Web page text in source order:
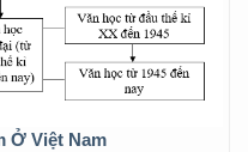
Ở Việt Nam